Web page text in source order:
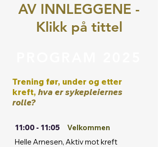
AV INNLEGGENE -
Klikk på tittel
Trening før, under og etter
kreft, hva er sykepleiernes
rolle?
11:00 - 11:05
Velkommen
Helle Arnesen, Aktiv mot kreft